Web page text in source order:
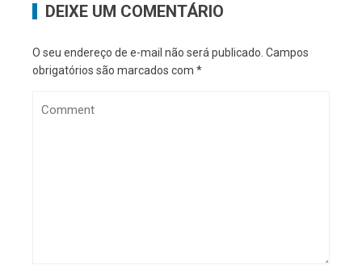
DEIXE UM COMENTÁRIO
O seu endereço de e-mail não será publicado. Campos
obrigatórios são marcados com *